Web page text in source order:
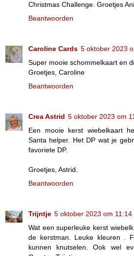
Christmas Challenge. Groetjes
Beantwoorden
Caroline Cards 5 oktober 2023
Super mooie schommelkaart en
Groetjes, Caroline
Beantwoorden
Crea Astrid 5 oktober 2023 om
Een mooie kerst wiebelkaart
Santa helper. Het DP wat je
favoriete DP.
Groetjes, Astrid.
Beantwoorden
Trijntje 5 oktober 2023 om 11:14
Wat een superleuke kerst
de kerstman. Leuke kleuren .
kunnen knutselen. Ook wel